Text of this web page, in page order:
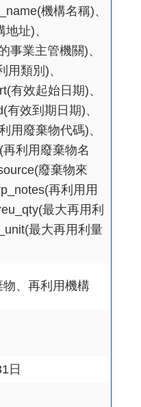
機構名稱)、
址)、
事業主管機關)、
用類別)、
有效起始日期)、
有效到期日期)、
用廢棄物代碼)、
利用廢棄物名
廢棄物來
再利用用
最大再用利
最大再用利量
、再利用機構
日